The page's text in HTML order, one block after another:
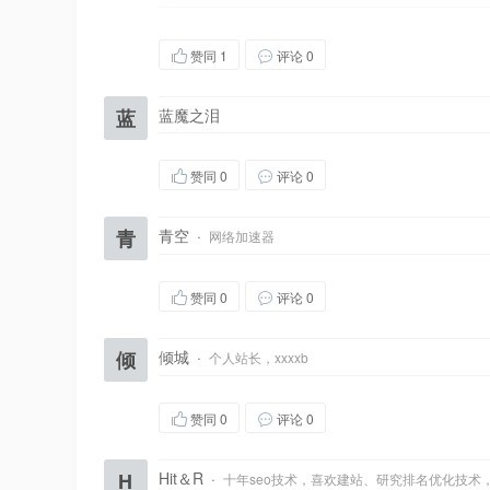
赞同 1 评论 0
蓝 蓝魔之泪
赞同 0 评论 0
青 青空 · 网络加速器
赞同 0 评论 0
倾 倾城 · 个人站长，xxxxb
赞同 0 评论 0
H Hit＆R · 十年seo技术，喜欢建站、研究排名优化技术